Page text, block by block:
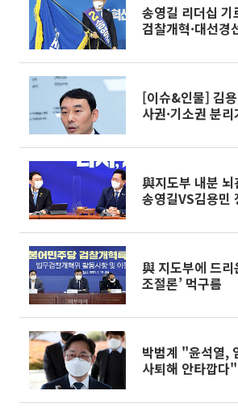
송영길 리더십
검찰개혁·대선경
[이슈&인물] 김
사권·기소권 분
與지도부 내분
송영길VS김용민
與 지도부에 드리
조절론’ 먹구름
박범계 "윤석열,
사퇴해 안타깝